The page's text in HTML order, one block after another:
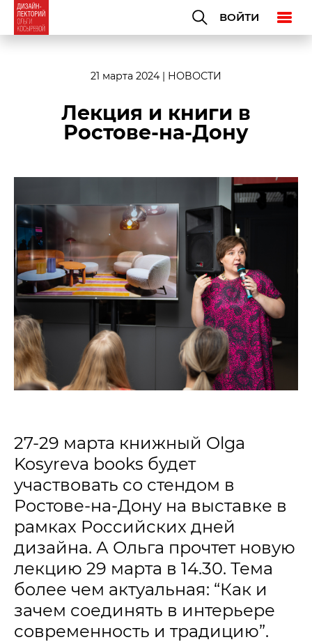
ВОЙТИ
21 марта 2024| НОВОСТИ
Лекция и книги в
Ростове-на-Дону
27-29 марта книжный Olga
Kosyreva books будет
участвовать со стендом в
Ростове-на-Дону на выставке в
рамках Российских дней
дизайна. А Ольга прочтет новую
лекцию 29 марта в 14.30. Тема
более чем актуальная: “Как и
зачем соединять в интерьере
современность и традицию”.